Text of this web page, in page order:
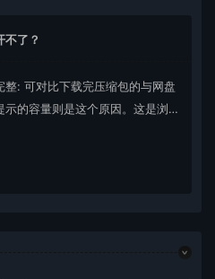
不了？
整: 可对比下载完压缩包的与网盘
示的容量则是这个原因。这是浏